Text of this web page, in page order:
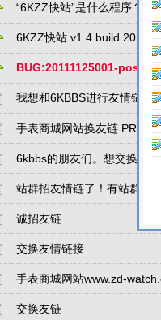
“6KZZ快站”是什么程序？
6KZZ快站 v1.4 build
BUG:20111125001-
我想和6KBBS进行友情链接
手表商城网站换友链 PR3
6kbbs的朋友们。想交换链
站群招友情链了！有站群合
诚招友链
交换友情链接
手表商城网站www.zd-
交换友链